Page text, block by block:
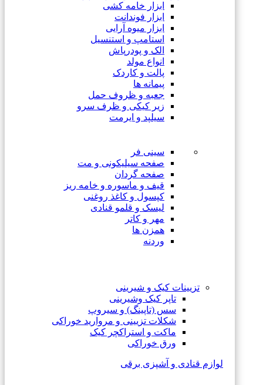
ابزار خامه کشی
ابزار فوندانت
ابزار میوه آرایی
استامپ و استنسیل
الک و پودرپاش
انواع مولد
پالت و کاردک
پیمانه ها
جعبه و ظروف حمل
زیر کیکی و ظرف سرو
سیلپد و ایرمت
سینی فر
صفحه سیلیکونی و مت
صفحه گردان
قیف و ماسوره و خامه ریز
کپسول و کاغذ روغنی
لیسک و قلمو قنادی
مهر و کاتر
همزن ها
وردنه
تزیینات کیک و شیرینی
تاپر کیک وشیرینی
سس (تاپینگ) و سیروپ
شکلات تزیینی و مروارید خوراکی
ماکت و استراکچر کیک
ورق خوراکی
لوازم قنادی و آشپزی برقی